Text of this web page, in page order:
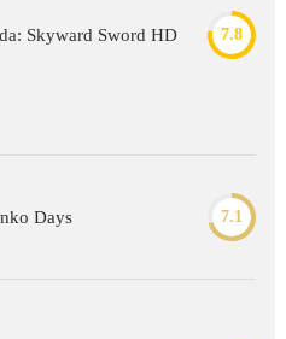
Skyward Sword HD 7.8
Days 7.1